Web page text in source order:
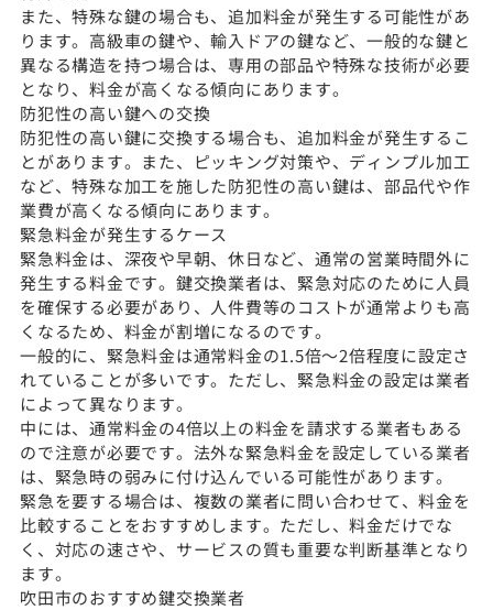
また、特殊な鍵の場合も、追加料金が発生する可能性があ
ります。高級車の鍵や、輸入ドアの鍵など、一般的な鍵と
異なる構造を持つ場合は、専用の部品や特殊な技術が必要
となり、料金が高くなる傾向にあります。
防犯性の高い鍵への交換
防犯性の高い鍵に交換する場合も、追加料金が発生するこ
とがあります。また、ピッキング対策や、ディンプル加工
など、特殊な加工を施した防犯性の高い鍵は、部品代や作
業費が高くなる傾向にあります。
緊急料金が発生するケース
緊急料金は、深夜や早朝、休日など、通常の営業時間外に
発生する料金です。鍵交換業者は、緊急対応のために人員
を確保する必要があり、人件費等のコストが通常よりも高
くなるため、料金が割増になるのです。
一般的に、緊急料金は通常料金の1.5倍〜2倍程度に設定さ
れていることが多いです。ただし、緊急料金の設定は業者
によって異なります。
中には、通常料金の4倍以上の料金を請求する業者もある
ので注意が必要です。法外な緊急料金を設定している業者
は、緊急時の弱みに付け込んでいる可能性があります。
緊急を要する場合は、複数の業者に問い合わせて、料金を
比較することをおすすめします。ただし、料金だけでな
く、対応の速さや、サービスの質も重要な判断基準となり
ます。
吹田市のおすすめ鍵交換業者